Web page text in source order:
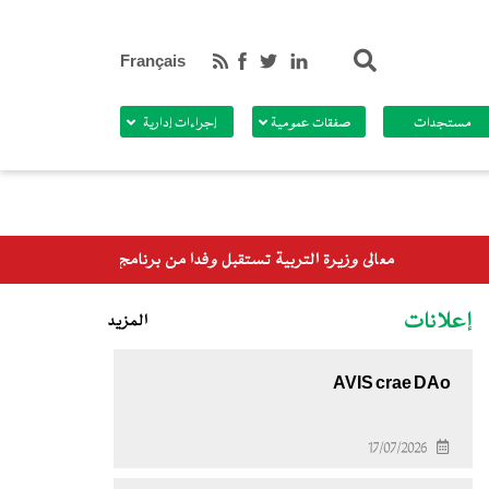
Français
مستجدات صفقات عمومية إجراءات إدارية
الأغذية العالمي
إعلانات
AVIS crae DAo
17/07/2026
المزيد